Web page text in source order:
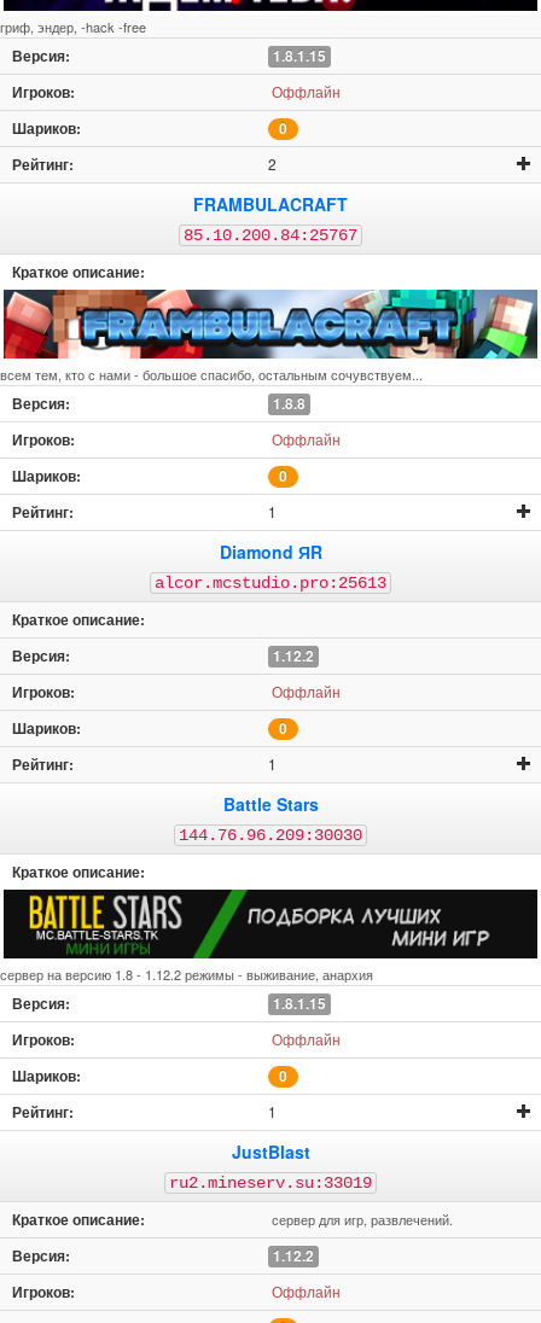
гриф, эндер, -hack -free
1.8.1.15
Оффлайн
0
2
FRAMBULACRAFT
85.10.200.84:25767
всем тем, кто с нами - большое спасибо, остальным сочувствуем...
1.8.8
Оффлайн
0
1
Diamond ЯR
alcor.mcstudio.pro:25613
1.12.2
Оффлайн
0
1
Battle Stars
144.76.96.209:30030
сервер на версию 1.8 - 1.12.2 режимы - выживание, анархия
1.8.1.15
Оффлайн
0
1
JustBlast
ru2.mineserv.su:33019
сервер для игр, развлечений.
1.12.2
Оффлайн